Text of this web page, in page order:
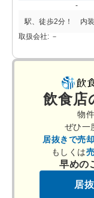
-
駅、徒歩2分！ 内装
取扱会社: －
飲食店
物
ぜひ一
居抜きで売
もしくは
早めの
居